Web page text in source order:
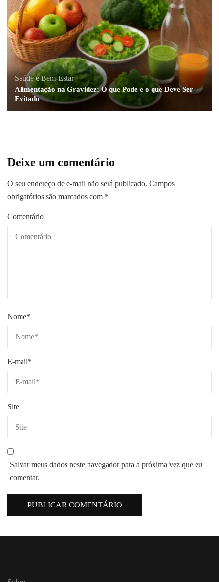
Saúde e Bem-Estar
Alimentação na Gravidez: O que Pode e o que Deve Ser
Evitado
Deixe um comentário
O seu endereço de e-mail não será publicado. Campos
obrigatórios são marcados com *
Comentário
Nome*
E-mail*
Site
Salvar meus dados neste navegador para a próxima vez que eu
comentar.